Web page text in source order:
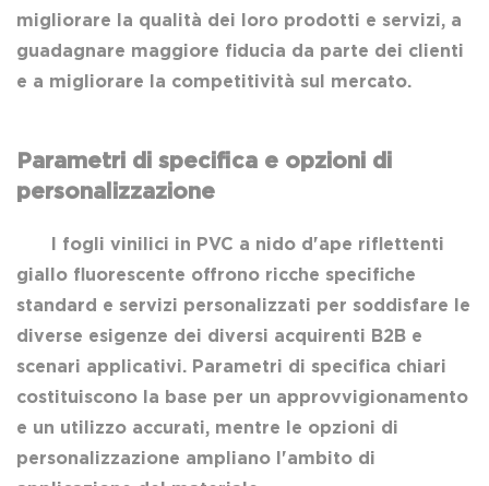
migliorare la qualità dei loro prodotti e servizi, a
guadagnare maggiore fiducia da parte dei clienti
e a migliorare la competitività sul mercato.
Parametri di specifica e opzioni di
personalizzazione
I fogli vinilici in PVC a nido d'ape riflettenti
giallo fluorescente offrono ricche specifiche
standard e servizi personalizzati per soddisfare le
diverse esigenze dei diversi acquirenti B2B e
scenari applicativi. Parametri di specifica chiari
costituiscono la base per un approvvigionamento
e un utilizzo accurati, mentre le opzioni di
personalizzazione ampliano l'ambito di